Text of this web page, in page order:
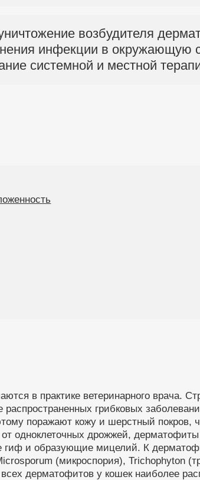
возбудителя
инфекции в окружающую
системной и местной
в практике ветеринарного врача.
грибковых
поражают кожу и шерстный покров,
одноклеточных дрожжей,
гиф и образующие мицелий. К
(микроспория), Trichophyton
дерматофитов у кошек наиболее